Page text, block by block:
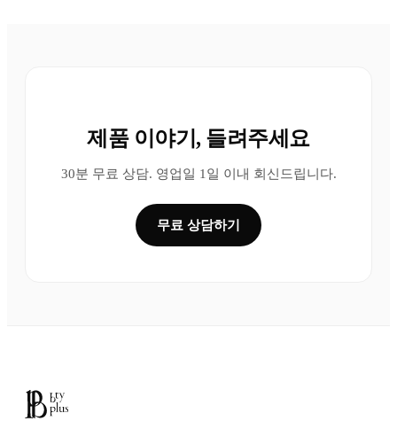
제품 이야기, 들려주세요
30분 무료 상담. 영업일 1일 이내 회신드립니다.
무료 상담하기